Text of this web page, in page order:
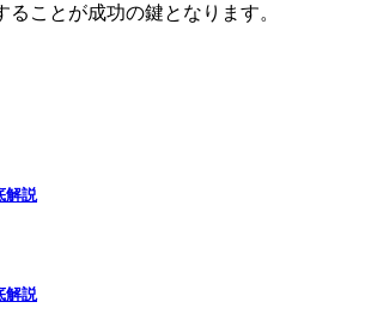
ることが成功の鍵となります。
解説
解説